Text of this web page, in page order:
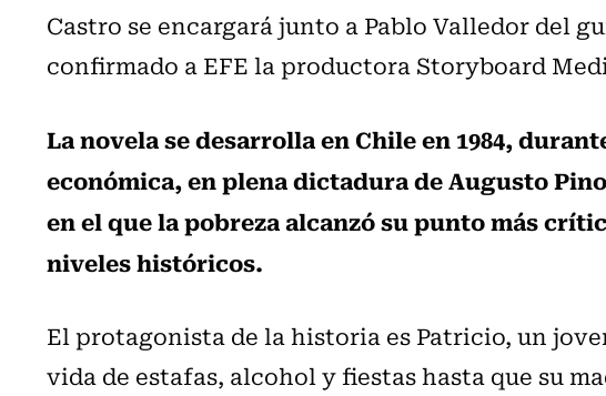
Castro se encargará junto a Pablo Valledor del
confirmado a EFE la productora Storyboard
La novela se desarrolla en Chile en 1984,
económica, en plena dictadura de Augusto
en el que la pobreza alcanzó su punto más
niveles históricos.
El protagonista de la historia es Patricio, un
vida de estafas, alcohol y fiestas hasta que su